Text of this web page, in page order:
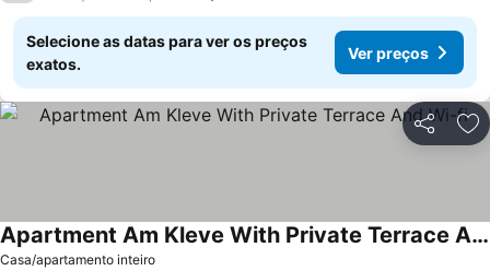
Selecione as datas para ver os preços
exatos.
Ver preços
Partilhar
Casa/apartamento inteiro
Apartment Am Kleve With Private Terrace And Wi-fi